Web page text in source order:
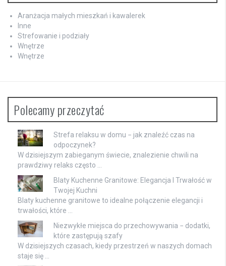
Aranżacja małych mieszkań i kawalerek
Inne
Strefowanie i podziały
Wnętrze
Wnętrze
Polecamy przeczytać
Strefa relaksu w domu − jak znaleźć czas na
odpoczynek?
W dzisiejszym zabieganym świecie, znalezienie chwili na
prawdziwy relaks często …
Blaty Kuchenne Granitowe: Elegancja I Trwałość w
Twojej Kuchni
Blaty kuchenne granitowe to idealne połączenie elegancji i
trwałości, które …
Niezwykłe miejsca do przechowywania − dodatki,
które zastępują szafy
W dzisiejszych czasach, kiedy przestrzeń w naszych domach
staje się …